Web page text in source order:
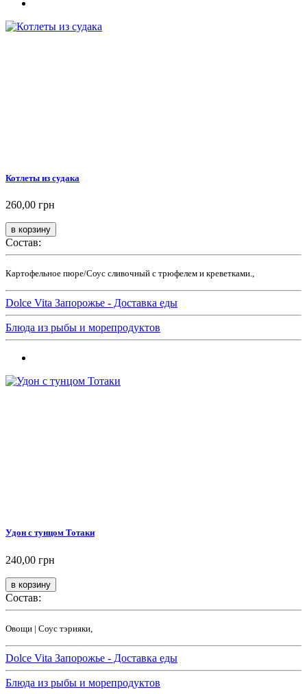
Котлеты из судака
260,00 грн
Состав:
Картофельное пюре/Соус сливочный с трюфелем и креветками.,
Dolce Vita Запорожье - Доставка еды
Блюда из рыбы и морепродуктов
Удон с тунцом Тотаки
240,00 грн
Состав:
Овощи | Соус тэрияки,
Dolce Vita Запорожье - Доставка еды
Блюда из рыбы и морепродуктов